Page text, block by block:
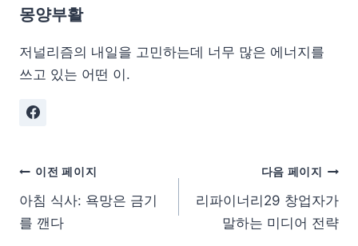
몽양부활
저널리즘의 내일을 고민하는데 너무 많은 에너지를
쓰고 있는 어떤 이.
이전 페이지
아침 식사: 욕망은 금기
를 깬다
다음 페이지
리파이너리29 창업자가
말하는 미디어 전략